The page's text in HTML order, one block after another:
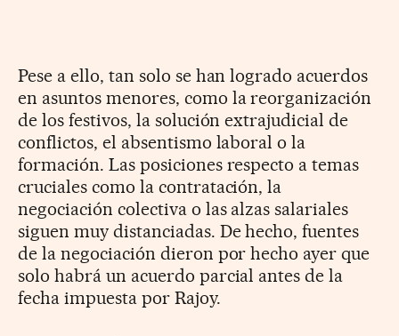
Pese a ello, tan solo se han logrado acuerdos
en asuntos menores, como la reorganización
de los festivos, la solución extrajudicial de
conflictos, el absentismo laboral o la
formación. Las posiciones respecto a temas
cruciales como la contratación, la
negociación colectiva o las alzas salariales
siguen muy distanciadas. De hecho, fuentes
de la negociación dieron por hecho ayer que
solo habrá un acuerdo parcial antes de la
fecha impuesta por Rajoy.